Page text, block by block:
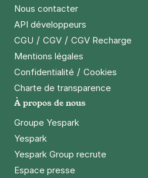
Nous contacter
API développeurs
CGU / CGV / CGV Recharge
Mentions légales
Confidentialité / Cookies
Charte de transparence
À propos de nous
Groupe Yespark
Yespark
Yespark Group recrute
Espace presse